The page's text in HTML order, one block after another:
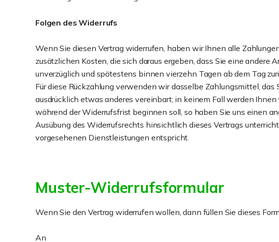
Folgen des Widerrufs
Wenn Sie diesen Vertrag widerrufen, haben wir Ihnen alle
zusätzlichen Kosten, die sich daraus ergeben, dass Sie eine
unverzüglich und spätestens binnen vierzehn Tagen ab dem Tag
Für diese Rückzahlung verwenden wir dasselbe Zahlungsmittel,
ausdrücklich etwas anderes vereinbart; in keinem Fall werden
während der Widerrufsfrist beginnen soll, so haben Sie uns einen
Ausübung des Widerrufsrechts hinsichtlich dieses Vertrags
vorgesehenen Dienstleistungen entspricht.
Muster-Widerrufsformular
Wenn Sie den Vertrag widerrufen wollen, dann füllen Sie dieses
An